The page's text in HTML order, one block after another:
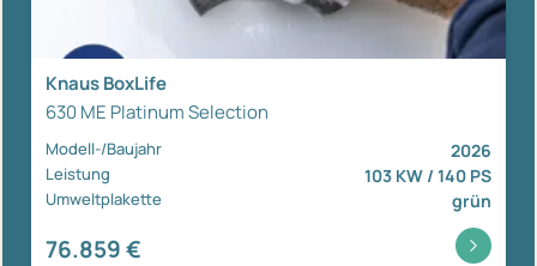
Knaus BoxLife
630 ME Platinum Selection
Modell-/Baujahr 2026
Leistung 103 KW / 140 PS
Umweltplakette grün
76.859 €